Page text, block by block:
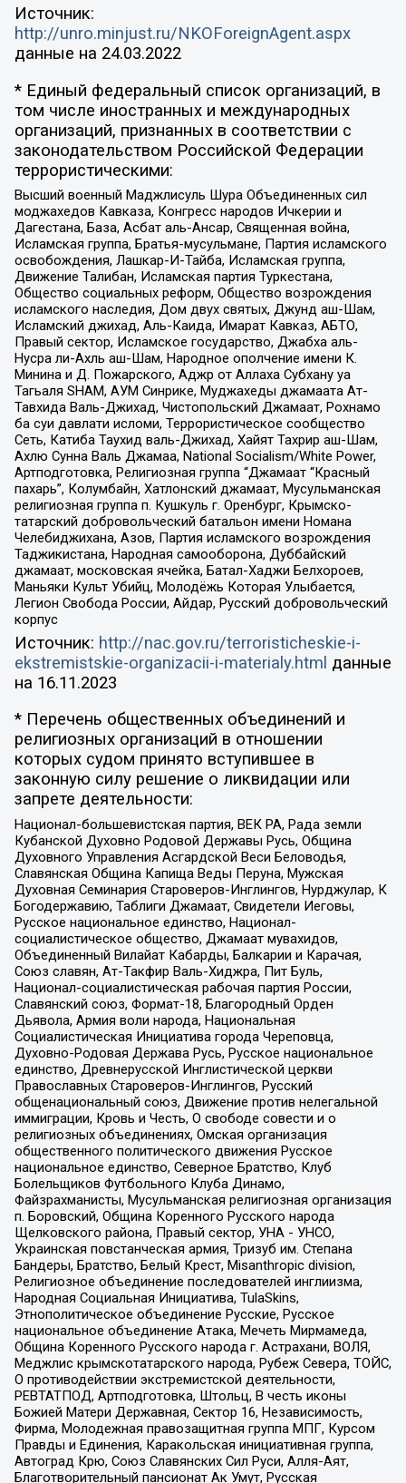
Источник:
http://unro.minjust.ru/NKOForeignAgent.aspx
данные на 24.03.2022
* Единый федеральный список организаций, в
том числе иностранных и международных
организаций, признанных в соответствии с
законодательством Российской Федерации
террористическими:
Высший военный Маджлисуль Шура Объединенных сил
моджахедов Кавказа, Конгресс народов Ичкерии и
Дагестана, База, Асбат аль-Ансар, Священная война,
Исламская группа, Братья-мусульмане, Партия исламского
освобождения, Лашкар-И-Тайба, Исламская группа,
Движение Талибан, Исламская партия Туркестана,
Общество социальных реформ, Общество возрождения
исламского наследия, Дом двух святых, Джунд аш-Шам,
Исламский джихад, Аль-Каида, Имарат Кавказ, АБТО,
Правый сектор, Исламское государство, Джабха аль-
Нусра ли-Ахль аш-Шам, Народное ополчение имени К.
Минина и Д. Пожарского, Аджр от Аллаха Субхану уа
Тагьаля SHAM, АУМ Синрике, Муджахеды джамаата Ат-
Тавхида Валь-Джихад, Чистопольский Джамаат, Рохнамо
ба суи давлати исломи, Террористическое сообщество
Сеть, Катиба Таухид валь-Джихад, Хайят Тахрир аш-Шам,
Ахлю Сунна Валь Джамаа, National Socialism/White Power,
Артподготовка, Религиозная группа “Джамаат “Красный
пахарь”, Колумбайн, Хатлонский джамаат, Мусульманская
религиозная группа п. Кушкуль г. Оренбург, Крымско-
татарский добровольческий батальон имени Номана
Челебиджихана, Азов, Партия исламского возрождения
Таджикистана, Народная самооборона, Дуббайский
джамаат, московская ячейка, Батал-Хаджи Белхороев,
Маньяки Культ Убийц, Молодёжь Которая Улыбается,
Легион Свобода России, Айдар, Русский добровольческий
корпус
Источник: http://nac.gov.ru/terroristicheskie-i-
ekstremistskie-organizacii-i-materialy.html данные
на 16.11.2023
* Перечень общественных объединений и
религиозных организаций в отношении
которых судом принято вступившее в
законную силу решение о ликвидации или
запрете деятельности:
Национал-большевистская партия, ВЕК РА, Рада земли
Кубанской Духовно Родовой Державы Русь, Община
Духовного Управления Асгардской Веси Беловодья,
Славянская Община Капища Веды Перуна, Мужская
Духовная Семинария Староверов-Инглингов, Нурджулар, К
Богодержавию, Таблиги Джамаат, Свидетели Иеговы,
Русское национальное единство, Национал-
социалистическое общество, Джамаат мувахидов,
Объединенный Вилайат Кабарды, Балкарии и Карачая,
Союз славян, Ат-Такфир Валь-Хиджра, Пит Буль,
Национал-социалистическая рабочая партия России,
Славянский союз, Формат-18, Благородный Орден
Дьявола, Армия воли народа, Национальная
Социалистическая Инициатива города Череповца,
Духовно-Родовая Держава Русь, Русское национальное
единство, Древнерусской Инглистической церкви
Православных Староверов-Инглингов, Русский
общенациональный союз, Движение против нелегальной
иммиграции, Кровь и Честь, О свободе совести и о
религиозных объединениях, Омская организация
общественного политического движения Русское
национальное единство, Северное Братство, Клуб
Болельщиков Футбольного Клуба Динамо,
Файзрахманисты, Мусульманская религиозная организация
п. Боровский, Община Коренного Русского народа
Щелковского района, Правый сектор, УНА - УНСО,
Украинская повстанческая армия, Тризуб им. Степана
Бандеры, Братство, Белый Крест, Misanthropic division,
Религиозное объединение последователей инглиизма,
Народная Социальная Инициатива, TulaSkins,
Этнополитическое объединение Русские, Русское
национальное объединение Атака, Мечеть Мирмамеда,
Община Коренного Русского народа г. Астрахани, ВОЛЯ,
Меджлис крымскотатарского народа, Рубеж Севера, ТОЙС,
О противодействии экстремистской деятельности,
РЕВТАТПОД, Артподготовка, Штольц, В честь иконы
Божией Матери Державная, Сектор 16, Независимость,
Фирма, Молодежная правозащитная группа МПГ, Курсом
Правды и Единения, Каракольская инициативная группа,
Автоград Крю, Союз Славянских Сил Руси, Алля-Аят,
Благотворительный пансионат Ак Умут, Русская